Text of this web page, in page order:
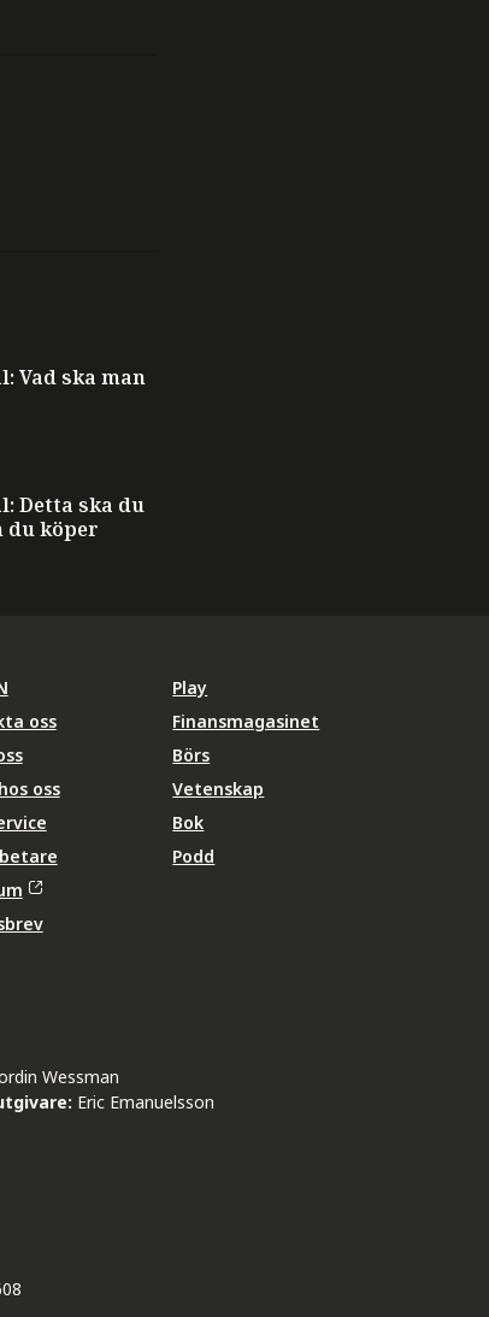
Vad ska man
Detta ska du
du köper
oss
oss
Play
Finansmagasinet
Börs
Vetenskap
Bok
Podd
Wessman
Eric Emanuelsson